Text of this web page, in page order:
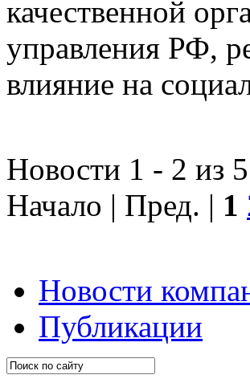
качественной
управления РФ,
влияние на
Новости 1 - 2 из 5
Начало | Пред. | 1
Новости
Публикации